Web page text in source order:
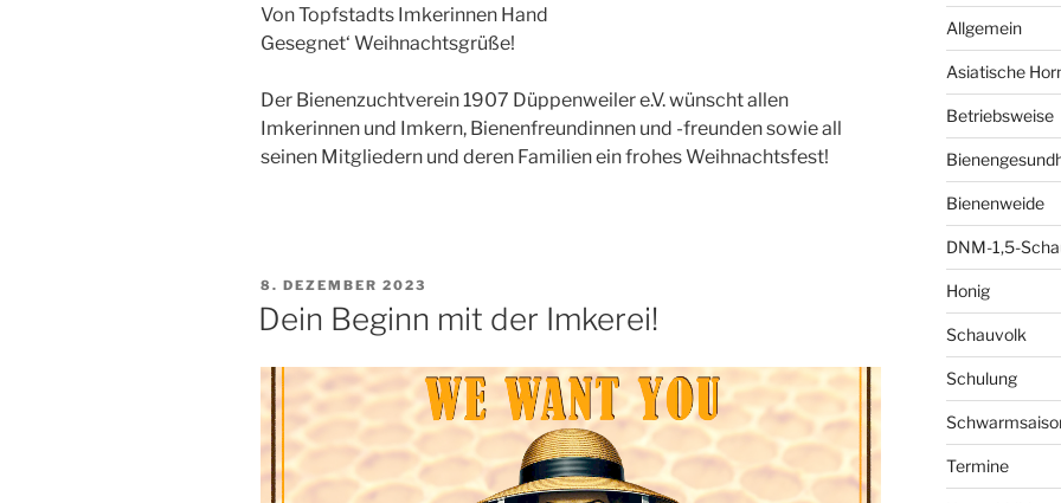
Von Topfstadts Imkerinnen Hand
Gesegnet‘ Weihnachtsgrüße!
Der Bienenzuchtverein 1907 Düppenweiler e.V. wünscht allen
Imkerinnen und Imkern, Bienenfreundinnen und -freunden sowie all
seinen Mitgliedern und deren Familien ein frohes Weihnachtsfest!
VERÖFFENTLICHT
AM
8. DEZEMBER 2023
Dein Beginn mit der Imkerei!
Allgemein
Asiatische
Betriebsweise
Bienenweide
DNM-1,5-
Honig
Schauvolk
Schulung
Termine